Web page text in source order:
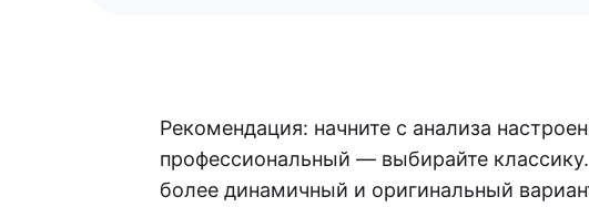
Рекомендация: начните с анализа
профессиональный — выбирайте
более динамичный и оригинальный